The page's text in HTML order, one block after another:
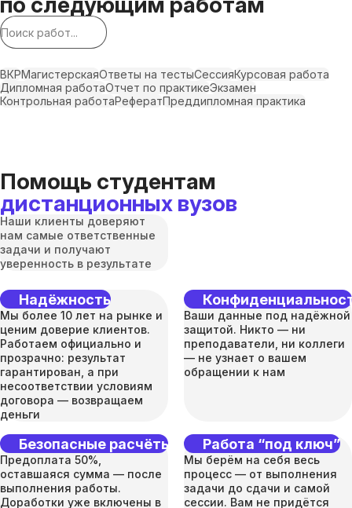
ВКРМагистерскаяОтветы на тестыСессияКурсовая работа
Дипломная работаОтчет по практикеЭкзамен
Контрольная работаРефератПреддипломная практика
Помощь студентам
дистанционных вузов
Наши клиенты доверяют
нам самые ответственные
задачи и получают
уверенность в результате
Надёжность
Мы более 10 лет на рынке и
ценим доверие клиентов.
Работаем официально и
прозрачно: результат
гарантирован, а при
несоответствии условиям
договора — возвращаем
деньги
Ваши данные под надёжной
защитой. Никто — ни
преподаватели, ни коллеги
— не узнает о вашем
обращении к нам
Безопасные расчёты
Предоплата 50%,
оставшаяся сумма — после
выполнения работы.
Доработки уже включены в
Работа “под ключ”
Мы берём на себя весь
процесс — от выполнения
задачи до сдачи и самой
сессии. Вам не придётся